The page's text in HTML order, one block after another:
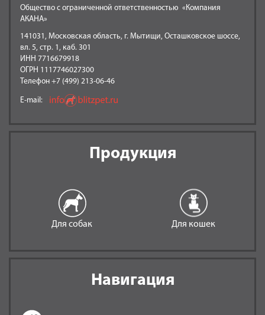
Общество с ограниченной ответственностью «Компания
АКАНА»
141031, Московская область, г. Мытищи, Осташковское шоссе,
вл. 5, стр. 1, каб. 301
ИНН 7716679918
ОГРН 1117746027300
Телефон +7 (499) 213-06-46
E-mail:
Продукция
Для собак Для кошек
Навигация